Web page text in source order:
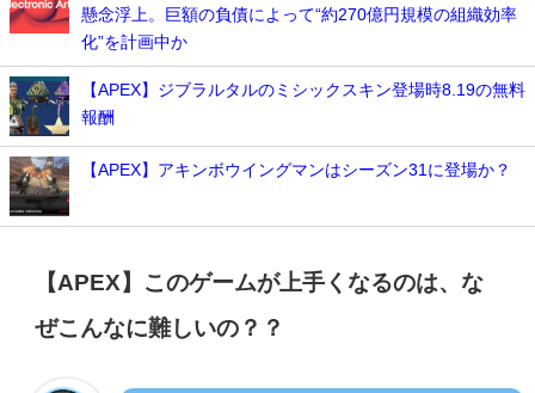
懸念浮上。巨額の負債によって“約270億円規模の組織効率
化”を計画中か
【APEX】ジブラルタルのミシックスキン登場時8.19の無料
報酬
【APEX】アキンボウイングマンはシーズン31に登場か？
【APEX】このゲームが上手くなるのは、な
ぜこんなに難しいの？？